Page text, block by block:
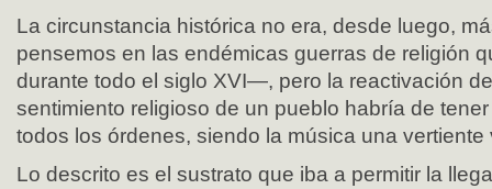
La circunstancia histórica no era, desde luego,
pensemos en las endémicas guerras de religión
durante todo el siglo XVI—, pero la reactivación
sentimiento religioso de un pueblo habría de
todos los órdenes, siendo la música una vertiente
Lo descrito es el sustrato que iba a permitir la